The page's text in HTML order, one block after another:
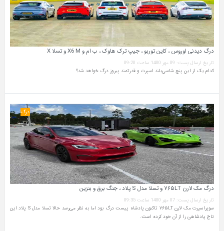
درگ دیدنی اوروس ، کاین توربو ، جیپ ترک‌ هاوک ، ب‌ ام‌ و X6 M و تسلا X
تاریخ ارسال پست: 09 مهر 1400 ساعت 09:20
کدام‌ یک از این پنج شاسی‌بلند اسپرت و قدرتمند پیروز درگ خواهد شد؟
درگ
درگ مک‌ لارن ۷۶۵LT و تسلا مدل S پلاد ، جنگ برق و بنزین
تاریخ ارسال پست: 07 مهر 1400 ساعت 09:35
سوپراسپرت مک‌ لارن ۷۶۵LT تاکنون پادشاه پیست درگ بود اما به نظر می‌رسد حالا تسلا مدل S پلاد این
تاج پادشاهی را از آن خود کرده است.